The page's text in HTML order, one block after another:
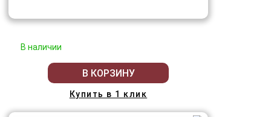
В наличии
В КОРЗИНУ
Купить в 1 клик